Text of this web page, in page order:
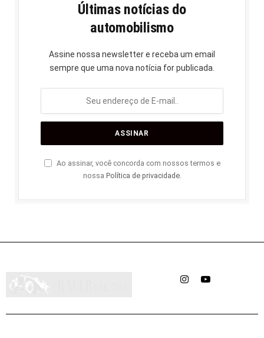
Últimas notícias do
automobilismo
Assine nossa newsletter e receba um email
sempre que uma nova notícia for publicada.
Ao assinar, você concorda com nossos termos e
nossa Política de privacidade.
InstagramYouTube